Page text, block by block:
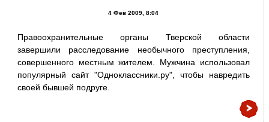
4 Фев 2009, 8:04
Правоохранительные органы Тверской области
завершили расследование необычного преступления,
совершенного местным жителем. Мужчина использовал
популярный сайт "Одноклассники.ру", чтобы навредить
своей бывшей подруге.